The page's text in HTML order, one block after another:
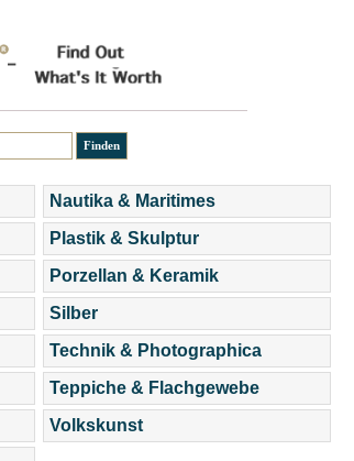
Nautika & Maritimes
Plastik & Skulptur
Porzellan & Keramik
Silber
Technik & Photographica
Teppiche & Flachgewebe
Volkskunst